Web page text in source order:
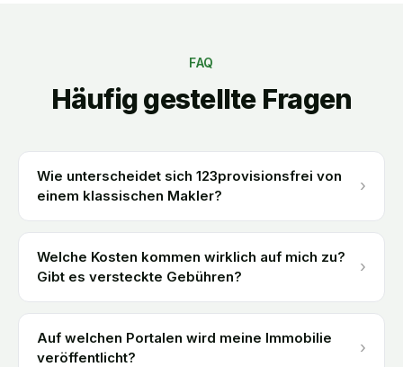
FAQ
Häufig gestellte Fragen
Wie unterscheidet sich 123provisionsfrei von
einem klassischen Makler?
›
Welche Kosten kommen wirklich auf mich zu?
Gibt es versteckte Gebühren?
›
Auf welchen Portalen wird meine Immobilie
veröffentlicht?
›